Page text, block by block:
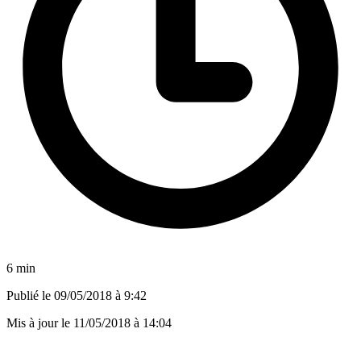
6 min
Publié le 09/05/2018 à 9:42
Mis à jour le 11/05/2018 à 14:04